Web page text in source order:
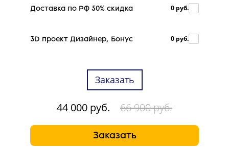
44 000 руб. 66 900 руб.
Заказать
Доставка по РФ 50% скидка 0 руб.
3D проект Дизайнер, Бонус 0 руб.
Заказать